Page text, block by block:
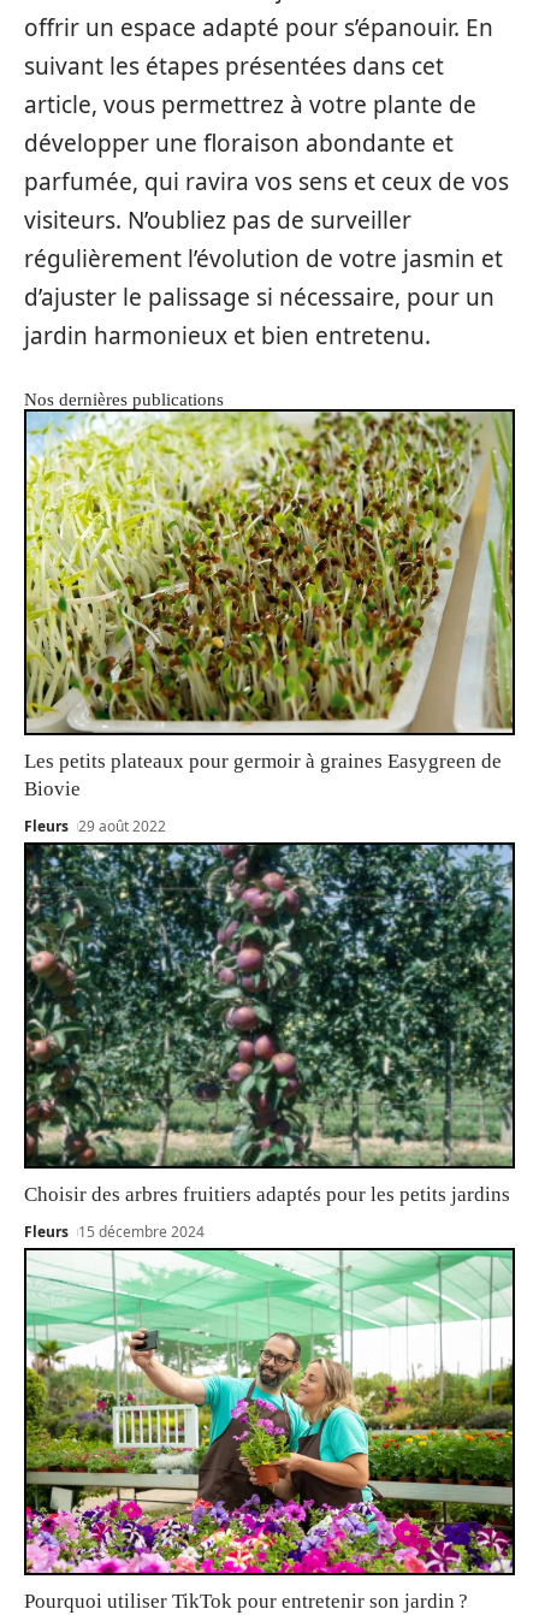
offrir un espace adapté pour s’épanouir. En
suivant les étapes présentées dans cet
article, vous permettrez à votre plante de
développer une floraison abondante et
parfumée, qui ravira vos sens et ceux de vos
visiteurs. N’oubliez pas de surveiller
régulièrement l’évolution de votre jasmin et
d’ajuster le palissage si nécessaire, pour un
jardin harmonieux et bien entretenu.
Nos dernières publications
Les petits plateaux pour germoir à graines Easygreen de
Biovie
Fleurs 29 août 2022
Choisir des arbres fruitiers adaptés pour les petits jardins
Fleurs 15 décembre 2024
Pourquoi utiliser TikTok pour entretenir son jardin ?